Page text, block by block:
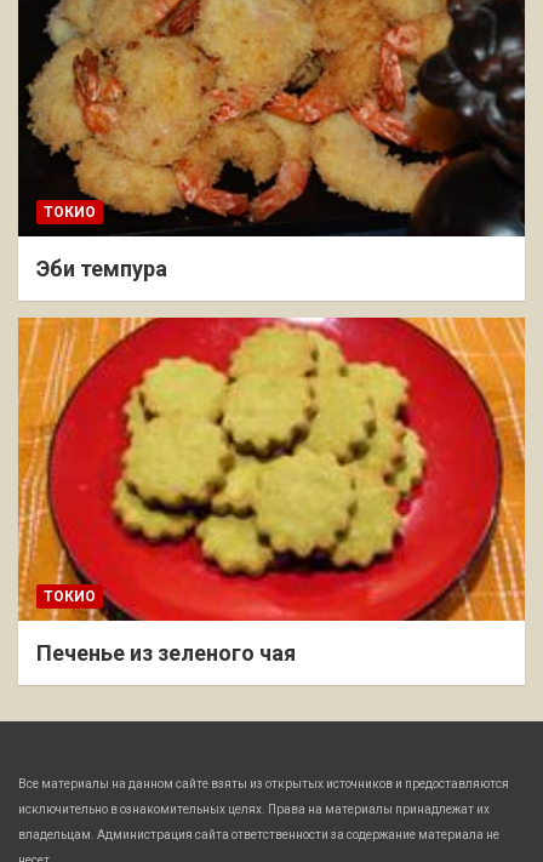
ТОКИО
Эби темпура
ТОКИО
Печенье из зеленого чая
Все материалы на данном сайте взяты из открытых источников и предоставляются
исключительно в ознакомительных целях. Права на материалы принадлежат их
владельцам. Администрация сайта ответственности за содержание материала не